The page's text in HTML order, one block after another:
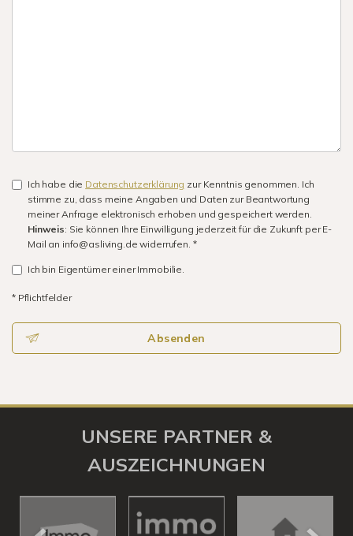
Ich habe die Datenschutzerklärung zur Kenntnis genommen. Ich
stimme zu, dass meine Angaben und Daten zur Beantwortung
meiner Anfrage elektronisch erhoben und gespeichert werden.
Hinweis: Sie können Ihre Einwilligung jederzeit für die Zukunft per E-
Mail an info@asliving.de widerrufen. *
Ich bin Eigentümer einer Immobilie.
* Pflichtfelder
Absenden
UNSERE PARTNER &
AUSZEICHNUNGEN